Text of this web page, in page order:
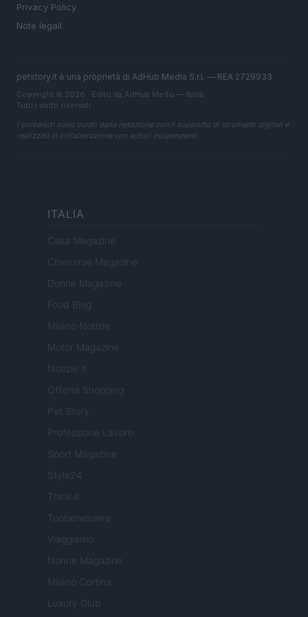
Privacy Policy
Note legali
petstory.it è una proprietà di AdHub Media S.r.l. — REA 2729933
Copyright © 2026 · Edito da AdHub Media — Italia
Tutti i diritti riservati
I contenuti sono curati dalla redazione con il supporto di strumenti digitali e
realizzati in collaborazione con autori indipendenti.
ITALIA
Casa Magazine
Cineverse Magazine
Donne Magazine
Food Blog
Milano Notizie
Motor Magazine
Notizie.it
Offerte Shopping
Professione Lavoro
Sport Magazine
Style24
Think.it
Tuobenessere
Viaggiamo
Nonne Magazine
Milano Cortina
Luxury Club